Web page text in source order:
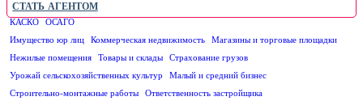
СТАТЬ АГЕНТОМ
КАСКО ОСАГО
Имущество юр лиц
Коммерческая недвижимость
Магазины и торговые площадки
Нежилые помещения
Товары и склады
Страхование грузов
Урожай сельскохозяйственных культур
Малый и средний бизнес
Строительно-монтажные работы
Ответственность застройщика